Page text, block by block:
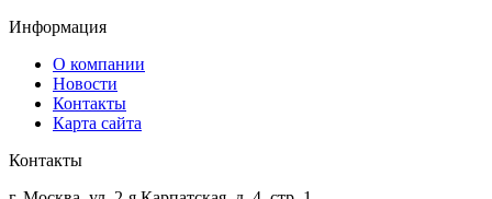
Информация
О компании
Новости
Контакты
Карта сайта
Контакты